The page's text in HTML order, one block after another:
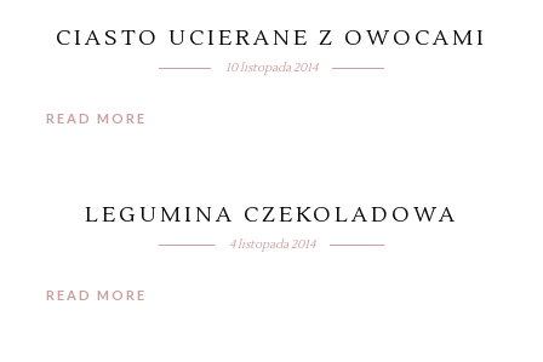
CIASTO UCIERANE Z OWOCAMI
10 listopada 2014
READ MORE
LEGUMINA CZEKOLADOWA
4 listopada 2014
READ MORE